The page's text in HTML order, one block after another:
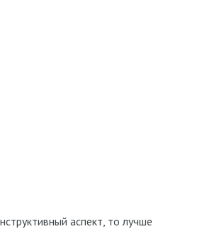
аспект, то лучше